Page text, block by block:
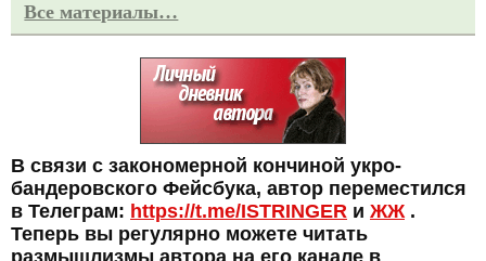
Все материалы…
В связи с закономерной кончиной укро-
бандеровского Фейсбука, автор переместился
в Телеграм: https://t.me/ISTRINGER и ЖЖ.
Теперь вы регулярно можете читать